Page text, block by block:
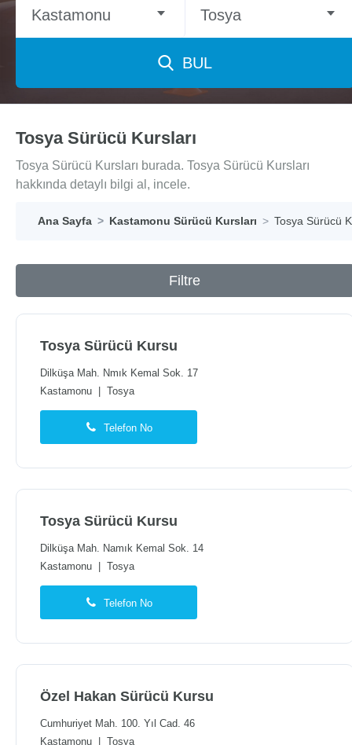
Kastamonu Tosya
BUL
Tosya Sürücü Kursları
Tosya Sürücü Kursları burada. Tosya Sürücü Kursları
hakkında detaylı bilgi al, incele.
Ana Sayfa Kastamonu Sürücü Kursları Tosya Sürücü
Filtre
Tosya Sürücü Kursu
Dilküşa Mah. Nmık Kemal Sok. 17
Kastamonu
Tosya
Telefon No
Tosya Sürücü Kursu
Dilküşa Mah. Namık Kemal Sok. 14
Kastamonu
Tosya
Telefon No
Özel Hakan Sürücü Kursu
Cumhuriyet Mah. 100. Yıl Cad. 46
Kastamonu
Tosya